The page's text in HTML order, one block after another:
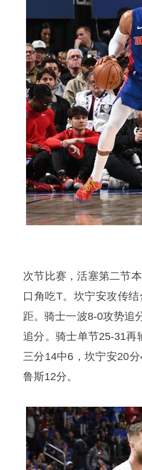
次节比赛，活塞第二节
口角吃T。坎宁安攻传
距。骑士一波8-0攻势追
追分。骑士单节25-31再
三分14中6，坎宁安20
鲁斯12分。